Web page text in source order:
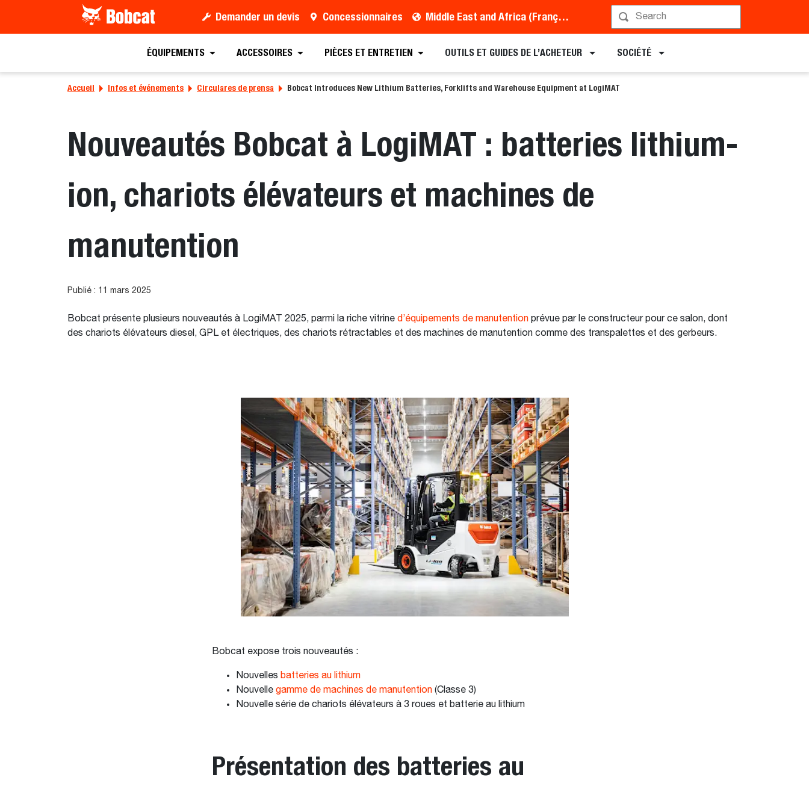
Demander un devis Concessionnaires Middle East and Africa (Français)
ÉQUIPEMENTS ACCESSOIRES PIÈCES ET ENTRETIEN OUTILS ET GUIDES DE L’ACHETEUR SOCIÉTÉ
Accueil Infos et événements Circulares de prensa Bobcat Introduces New Lithium Batteries, Forklifts and Warehouse Equipment at LogiMAT
Nouveautés Bobcat à LogiMAT : batteries lithium-
ion, chariots élévateurs et machines de
manutention
Publié : 11 mars 2025
Bobcat présente plusieurs nouveautés à LogiMAT 2025, parmi la riche vitrine d’équipements de manutention prévue par le constructeur pour ce salon, dont
des chariots élévateurs diesel, GPL et électriques, des chariots rétractables et des machines de manutention comme des transpalettes et des gerbeurs.
Bobcat expose trois nouveautés :
Nouvelles batteries au lithium
Nouvelle gamme de machines de manutention(Classe 3)
Nouvelle série de chariots élévateurs à 3 roues et batterie au lithium
Présentation des batteries au